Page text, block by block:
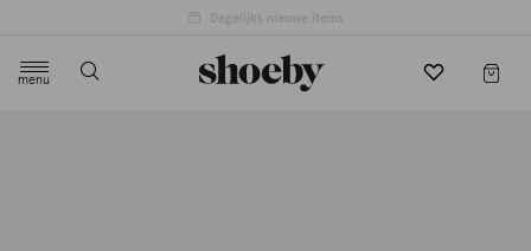
Dagelijks nieuwe items
menu